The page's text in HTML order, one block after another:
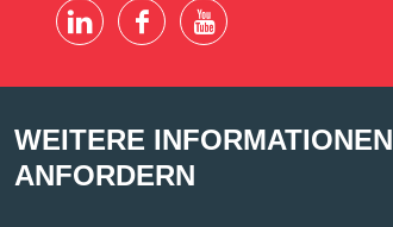
WEITERE INFORMATIONEN
ANFORDERN